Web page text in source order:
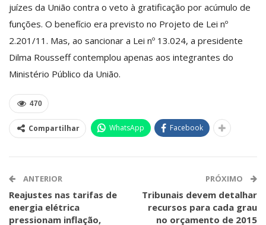
juízes da União contra o veto à gratificação por acúmulo de
funções. O benefício era previsto no Projeto de Lei nº
2.201/11. Mas, ao sancionar a Lei nº 13.024, a presidente
Dilma Rousseff contemplou apenas aos integrantes do
Ministério Público da União.
470
Compartilhar WhatsApp Facebook
ANTERIOR
Reajustes nas tarifas de
energia elétrica
pressionam inflação,
PRÓXIMO
Tribunais devem detalhar
recursos para cada grau
no orçamento de 2015